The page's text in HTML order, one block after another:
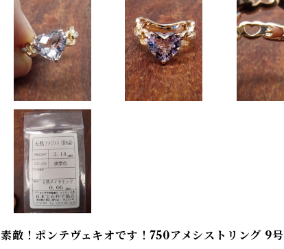
素敵！ポンテヴェキオです！750アメシストリング 9号